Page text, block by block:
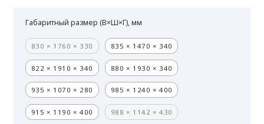
Габаритный размер (В×Ш×Г), мм
830 × 1760 × 330 835 × 1470 × 340
822 × 1910 × 340 880 × 1930 × 340
935 × 1070 × 280 985 × 1240 × 400
915 × 1190 × 400 988 × 1142 × 430